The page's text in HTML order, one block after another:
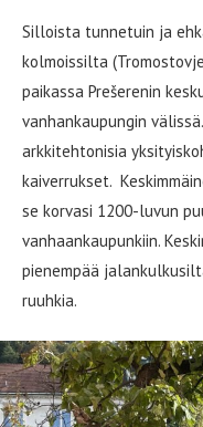
Silloista tunnetuin ja
kolmoissilta
paikassa Prešerenin
vanhankaupungin
arkkitehtonisia
kaiverrukset.
se korvasi 1200-luvun
vanhaankaupunkiin.
pienempää
ruuhkia.